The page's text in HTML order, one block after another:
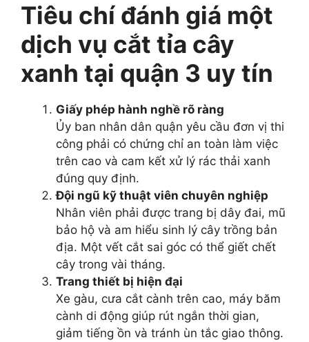
Tiêu chí đánh giá một
dịch vụ cắt tỉa cây
xanh tại quận 3 uy tín
Giấy phép hành nghề rõ ràng
Ủy ban nhân dân quận yêu cầu đơn vị thi
công phải có chứng chỉ an toàn làm việc
trên cao và cam kết xử lý rác thải xanh
đúng quy định.
Đội ngũ kỹ thuật viên chuyên nghiệp
Nhân viên phải được trang bị dây đai, mũ
bảo hộ và am hiểu sinh lý cây trồng bản
địa. Một vết cắt sai góc có thể giết chết
cây trong vài tháng.
Trang thiết bị hiện đại
Xe gàu, cưa cắt cành trên cao, máy băm
cành di động giúp rút ngắn thời gian,
giảm tiếng ồn và tránh ùn tắc giao thông.